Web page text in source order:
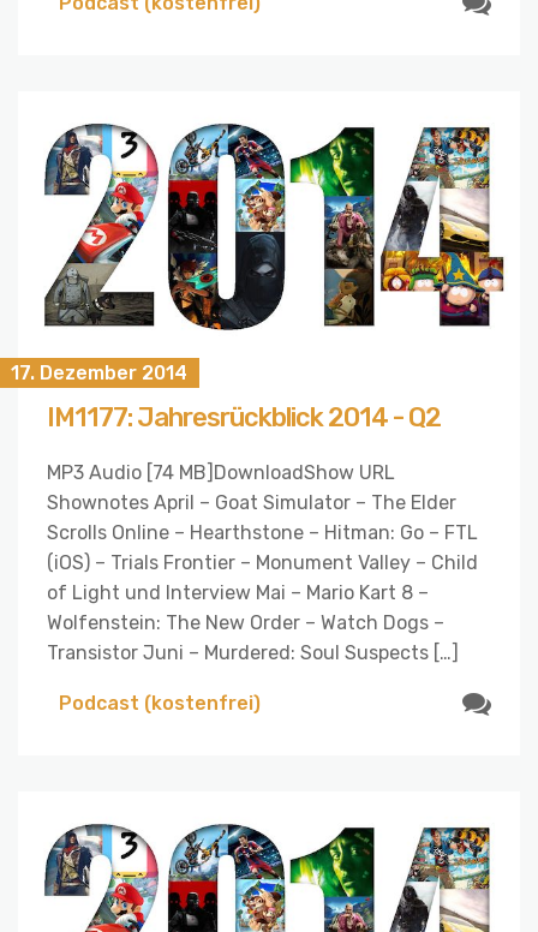
17. Dezember 2014
IM1177: Jahresrückblick 2014 - Q2
MP3 Audio [74 MB]DownloadShow URL
Shownotes April – Goat Simulator – The Elder
Scrolls Online – Hearthstone – Hitman: Go – FTL
(iOS) – Trials Frontier – Monument Valley – Child
of Light und Interview Mai – Mario Kart 8 –
Wolfenstein: The New Order – Watch Dogs –
Transistor Juni – Murdered: Soul Suspects […]
Podcast (kostenfrei)